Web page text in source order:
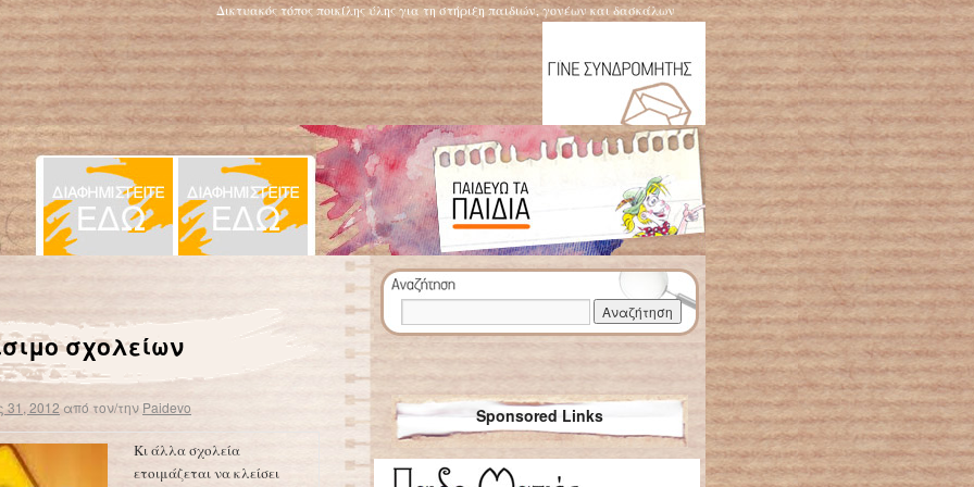
Δικτυακός τόπος ποικίλης ύλης για τη στήριξη παιδιών, γονέων και δασκάλων
σχολείων
31, 2012 από τον/την Paidevo
Κι άλλα σχολεία
ετοιμάζεται να κλείσει
Sponsored Links